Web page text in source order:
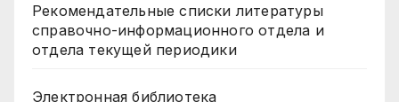
Рекомендательные списки литературы
справочно-информационного отдела и
отдела текущей периодики
Электронная библиотека